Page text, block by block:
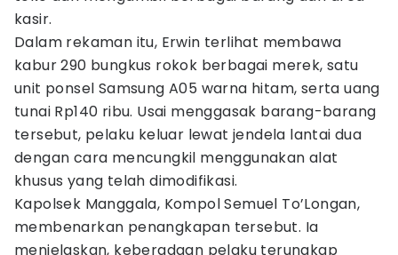
kasir.
Dalam rekaman itu, Erwin terlihat membawa
kabur 290 bungkus rokok berbagai merek, satu
unit ponsel Samsung A05 warna hitam, serta uang
tunai Rp140 ribu. Usai menggasak barang-barang
tersebut, pelaku keluar lewat jendela lantai dua
dengan cara mencungkil menggunakan alat
khusus yang telah dimodifikasi.
Kapolsek Manggala, Kompol Semuel To’Longan,
membenarkan penangkapan tersebut. Ia
menjelaskan, keberadaan pelaku terungkap